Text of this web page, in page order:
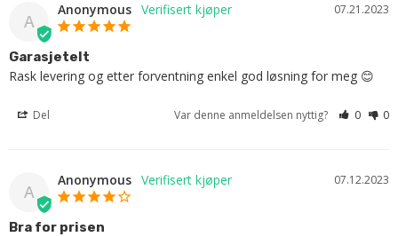
A
07.21.2023
Anonymous
Garasjetelt
Rask levering og etter forventning enkel god løsning for meg 😊
Del Var denne anmeldelsen nyttig? 0 0
A
07.12.2023
Anonymous
Bra for prisen